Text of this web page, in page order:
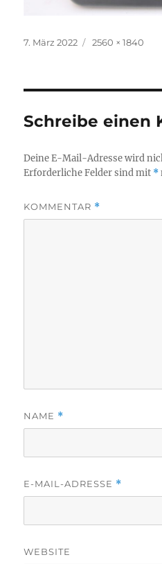
Veröffentlicht
7. März 2022
Volle
2560 × 1840
Schreibe einen
Deine E-Mail-Adresse wird
Erforderliche Felder sind mit *
KOMMENTAR *
NAME *
E-MAIL-ADRESSE *
WEBSITE